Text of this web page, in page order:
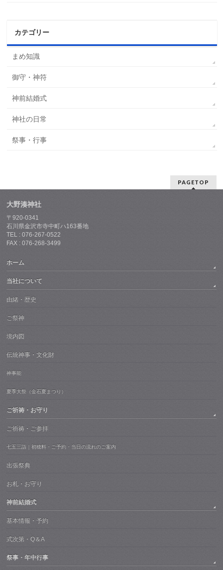
カテゴリー
まめ知識
御守・神符
神前結婚式
神社の日常
祭事・行事
PAGETOP
大野湊神社
〒920-0341
石川県金沢市寺中町ハ163番地
TEL : 076-267-0522
FAX : 076-268-3499
ホーム
当社について
由緒・歴史
ご祭神
境内図
伝統神事・文化財
神事能
夏季大祭（金石夏まつり）
ご祈祷・お守り
ご祈祷・ご参拝
七五三詣｜初穂料・ご予約・当日の流れのご案内
出張祭典
お札・お守り
神前結婚式
基本情報・予約
式次第・Q＆A
祭事・年中行事